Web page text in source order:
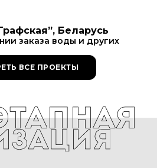
Беларусь
заказа воды и других
ВСЕ ПРОЕКТЫ